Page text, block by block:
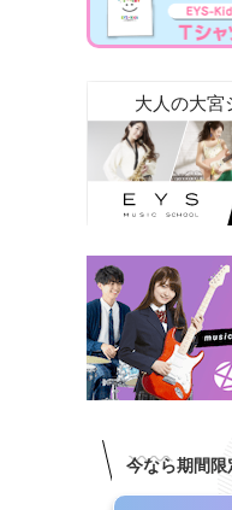
大人の大宮
今なら期間限